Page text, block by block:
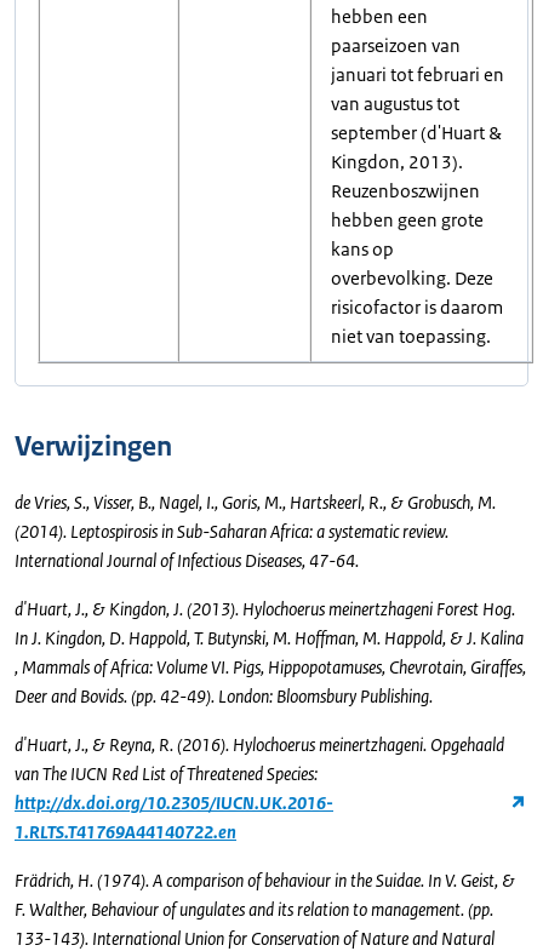
hebben een
paarseizoen van
januari tot februari en
van augustus tot
september (d'Huart &
Kingdon, 2013).
Reuzenboszwijnen
hebben geen grote
kans op
overbevolking. Deze
risicofactor is daarom
niet van toepassing.
Verwijzingen
de Vries, S., Visser, B., Nagel, I., Goris, M., Hartskeerl, R., & Grobusch, M.
(2014). Leptospirosis in Sub-Saharan Africa: a systematic review.
International Journal of Infectious Diseases, 47-64.
d'Huart, J., & Kingdon, J. (2013). Hylochoerus meinertzhageni Forest Hog.
In J. Kingdon, D. Happold, T. Butynski, M. Hoffman, M. Happold, & J. Kalina
, Mammals of Africa: Volume VI. Pigs, Hippopotamuses, Chevrotain, Giraffes,
Deer and Bovids. (pp. 42-49). London: Bloomsbury Publishing.
d'Huart, J., & Reyna, R. (2016). Hylochoerus meinertzhageni. Opgehaald
van The IUCN Red List of Threatened Species:
http://dx.doi.org/10.2305/IUCN.UK.2016-
1.RLTS.T41769A44140722.en
Frädrich, H. (1974). A comparison of behaviour in the Suidae. In V. Geist, &
F. Walther, Behaviour of ungulates and its relation to management. (pp.
133-143). International Union for Conservation of Nature and Natural